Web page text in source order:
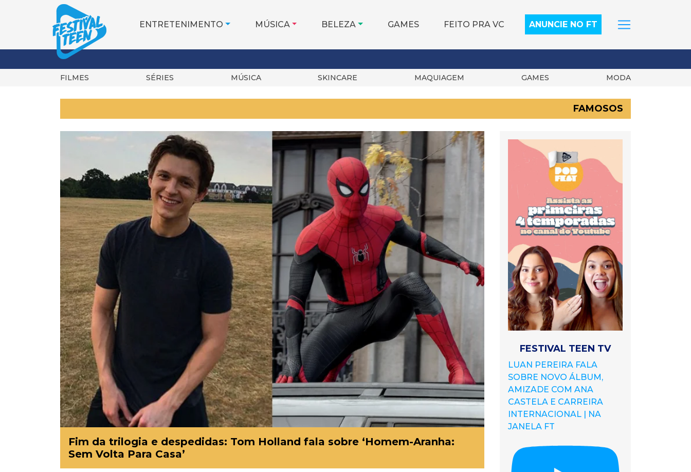
ENTRETENIMENTO MÚSICA BELEZA GAMES FEITO PRA VC ANUNCIE NO FT
FILMES SÉRIES MÚSICA SKINCARE MAQUIAGEM GAMES MODA
FAMOSOS
Fim da trilogia e despedidas: Tom Holland fala sobre ‘Homem-Aranha:
Sem Volta Para Casa’
FESTIVAL TEEN TV
LUAN PEREIRA FALA
SOBRE NOVO ÁLBUM,
AMIZADE COM ANA
CASTELA E CARREIRA
INTERNACIONAL | NA
JANELA FT